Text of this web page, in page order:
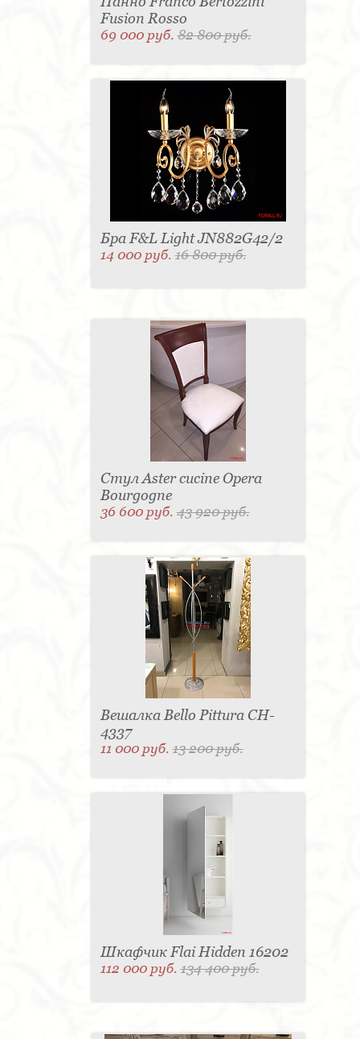
Fusion Rosso
69 000 руб.82 800 руб.
Бра F&L Light JN882G42/2
14 000 руб.16 800 руб.
Стул Aster cucine Opera
Bourgogne
36 600 руб.43 920 руб.
Вешалка Bello Pittura CH-
4337
11 000 руб.13 200 руб.
Шкафчик Flai Hidden 16202
112 000 руб.134 400 руб.